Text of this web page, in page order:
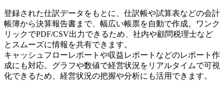
登録された仕訳データをもとに、仕訳帳や試算表などの会計
帳簿から決算報告書まで、幅広い帳票を自動で作成。ワンク
リックでPDF/CSV出力できるため、社内や顧問税理士など
とスムーズに情報を共有できます。
キャッシュフローレポートや収益レポートなどのレポート作
成にも対応。グラフや数値で経営状況をリアルタイムで可視
化できるため、経営状況の把握や分析にも活用できます。